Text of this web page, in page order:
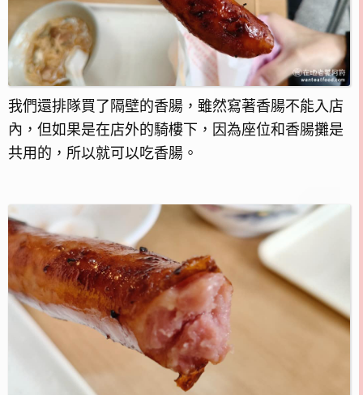
我們還排隊買了隔壁的香腸，雖然寫著香腸不能入店
內，但如果是在店外的騎樓下，因為座位和香腸攤是
共用的，所以就可以吃香腸。